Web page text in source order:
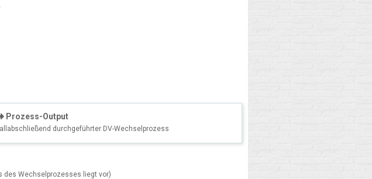
Prozess-Output
durchgeführter DV-Wechselprozess
des Wechselprozesses liegt vor)